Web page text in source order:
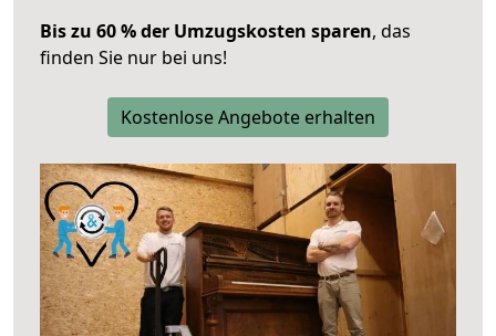
Bis zu 60 % der Umzugskosten sparen, das
finden Sie nur bei uns!
Kostenlose Angebote erhalten